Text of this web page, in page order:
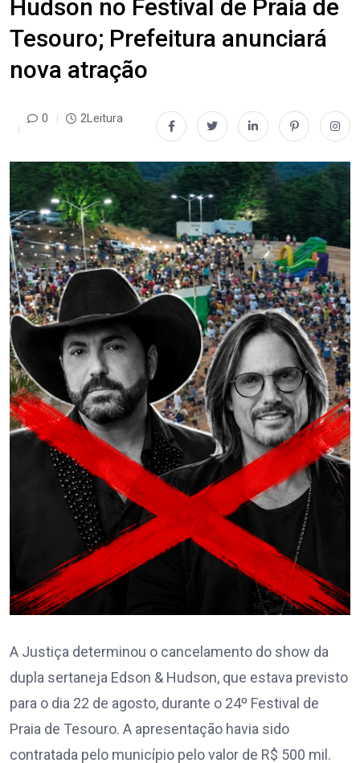
Hudson no Festival de Praia de
Tesouro; Prefeitura anunciará
nova atração
0 2Leitura
A Justiça determinou o cancelamento do show da
dupla sertaneja Edson & Hudson, que estava previsto
para o dia 22 de agosto, durante o 24º Festival de
Praia de Tesouro. A apresentação havia sido
contratada pelo município pelo valor de R$ 500 mil.